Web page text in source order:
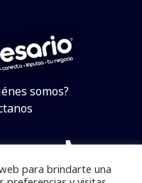
somos?
YouTube
TikTok
para brindarte una